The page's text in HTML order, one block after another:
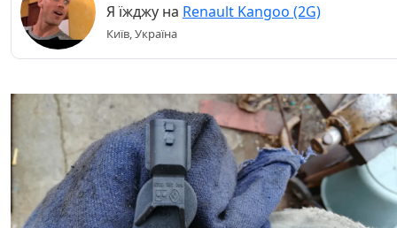
Я їжджу на Renault Kangoo (2G)
Київ, Україна